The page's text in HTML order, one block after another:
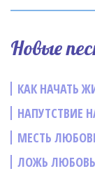
Новые
КАК НАЧАТЬ
НАПУТСТВИЕ
МЕСТЬ
ЛОЖЬ